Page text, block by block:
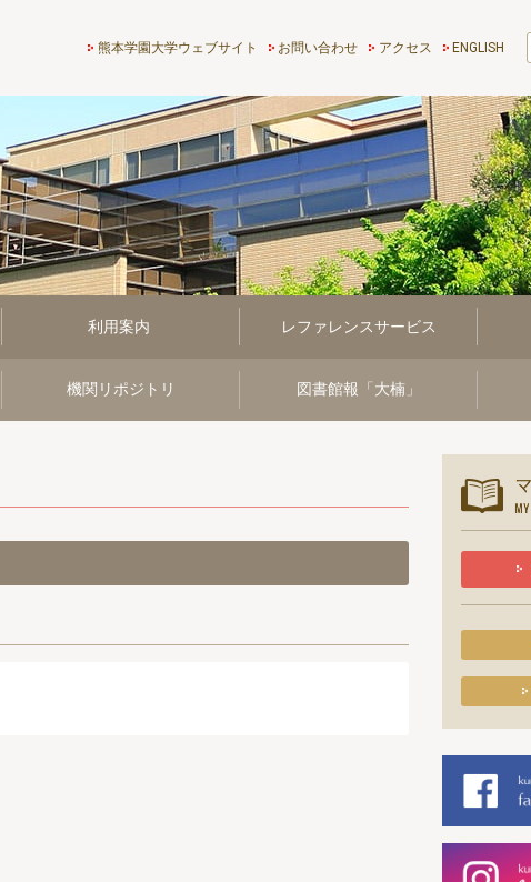
熊本学園大学付属図書館
熊本学園大学ウェブサイト お問い合わせ アクセス ENGLISH
利用案内 レファレンスサービス
機関リポジトリ 図書館報「大楠」